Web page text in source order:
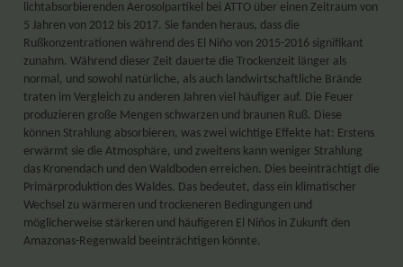
lichtabsorbierenden Aerosolpartikel bei ATTO über einen Zeitraum von
5 Jahren von 2012 bis 2017. Sie fanden heraus, dass die
Rußkonzentrationen während des El Niño von 2015-2016 signifikant
zunahm. Während dieser Zeit dauerte die Trockenzeit länger als
normal, und sowohl natürliche, als auch landwirtschaftliche Brände
traten im Vergleich zu anderen Jahren viel häufiger auf. Die Feuer
produzieren große Mengen schwarzen und braunen Ruß. Diese
können Strahlung absorbieren, was zwei wichtige Effekte hat: Erstens
erwärmt sie die Atmosphäre, und zweitens kann weniger Strahlung
das Kronendach und den Waldboden erreichen. Dies beeinträchtigt die
Primärproduktion des Waldes. Das bedeutet, dass ein klimatischer
Wechsel zu wärmeren und trockeneren Bedingungen und
möglicherweise stärkeren und häufigeren El Niños in Zukunft den
Amazonas-Regenwald beeinträchtigen könnte.